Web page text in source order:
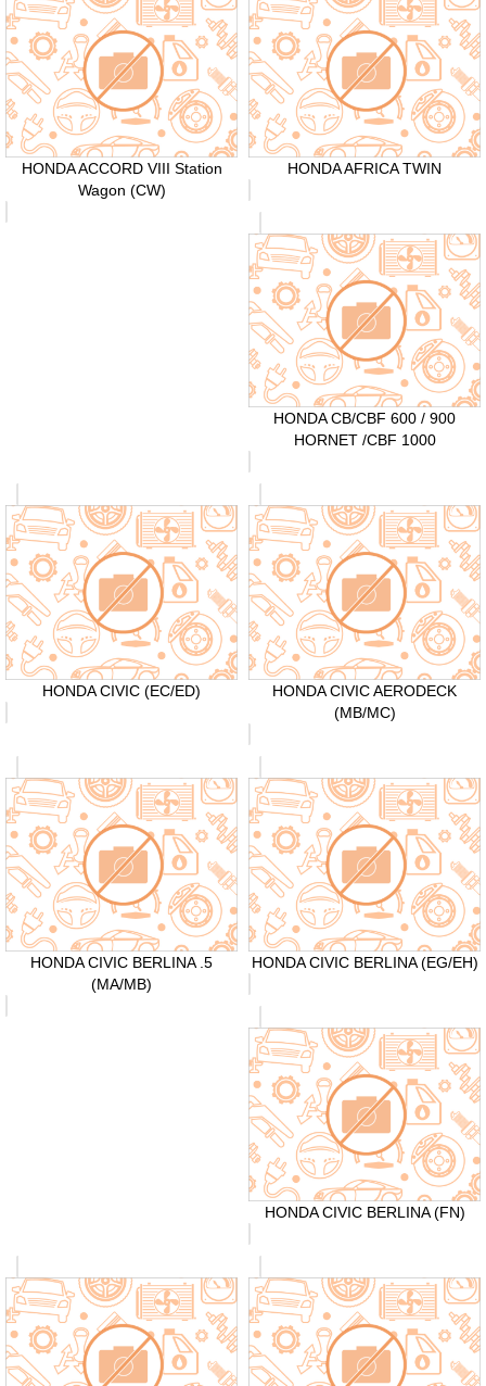
HONDA ACCORD VIII Station
Wagon (CW)
HONDA AFRICA TWIN
HONDA CB/CBF 600 / 900
HORNET /CBF 1000
HONDA CIVIC (EC/ED)
HONDA CIVIC AERODECK
(MB/MC)
HONDA CIVIC BERLINA .5
(MA/MB)
HONDA CIVIC BERLINA (EG/EH)
HONDA CIVIC BERLINA (FN)